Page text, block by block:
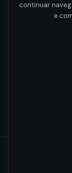
Todos os
continuar
e